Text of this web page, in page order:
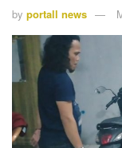
by portall news